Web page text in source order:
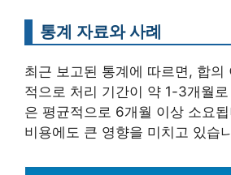
통계 자료와 사례
최근 보고된 통계에 따르면, 합의
적으로 처리 기간이 약 1-3개월
은 평균적으로 6개월 이상 소요
비용에도 큰 영향을 미치고 있습